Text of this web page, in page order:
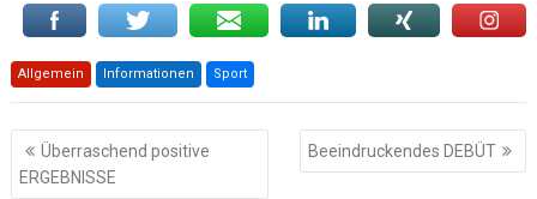
Allgemein Informationen Sport
Beitragsnavigation
Überraschend positive
ERGEBNISSE
Beeindruckendes DEBÜT